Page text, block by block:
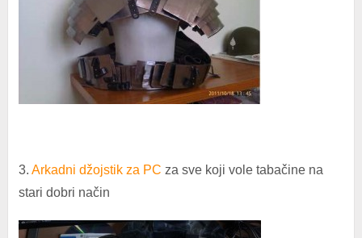
3. Arkadni džojstik za PC za sve koji vole tabačine na
stari dobri način